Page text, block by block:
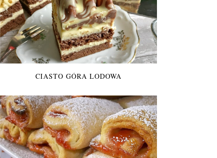
CIASTO GÓRA LODOWA